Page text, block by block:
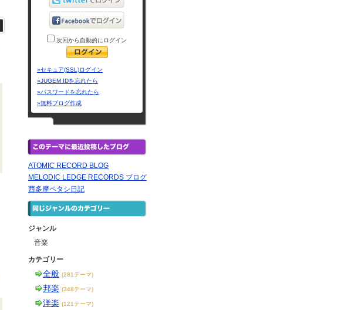
次回から自動的にログイン
»セキュア(SSL)ログイン
»JUGEM IDを忘れたら
»パスワードを忘れたら
»無料ブログ作成
ATOMIC RECORD BLOG
MELODIC LEDGE RECORDS ブログ
西多摩ペタシ日記
ジャンル
音楽
カテゴリー
全般 (281テーマ)
邦楽 (348テーマ)
洋楽 (121テーマ)